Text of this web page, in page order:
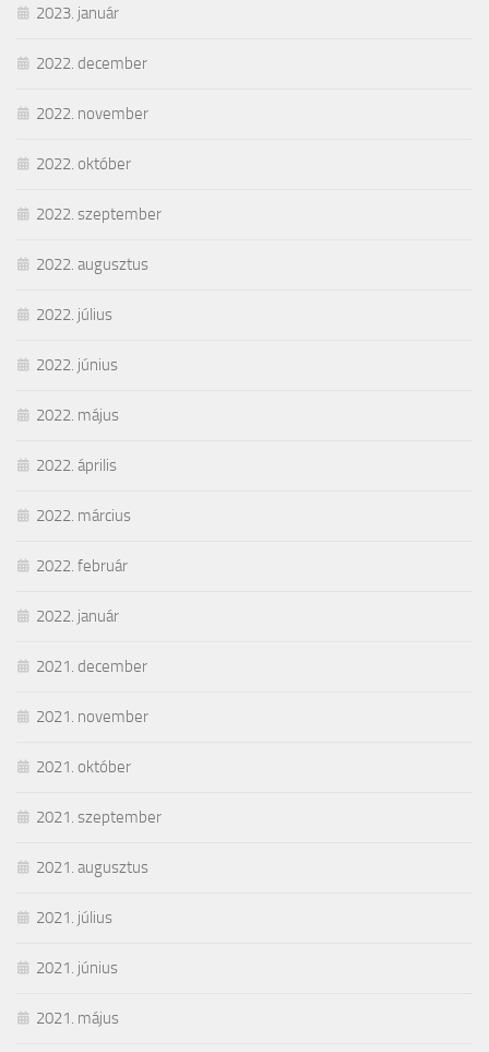
2023. január
2022. december
2022. november
2022. október
2022. szeptember
2022. augusztus
2022. július
2022. június
2022. május
2022. április
2022. március
2022. február
2022. január
2021. december
2021. november
2021. október
2021. szeptember
2021. augusztus
2021. július
2021. június
2021. május